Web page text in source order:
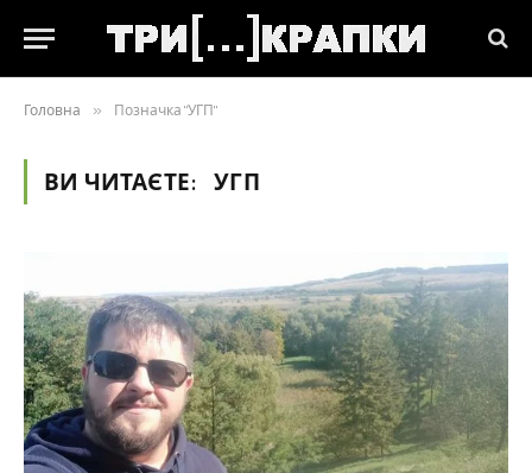
Головна » Позначка "УГП"
ВИ ЧИТАЄТЕ: УГП